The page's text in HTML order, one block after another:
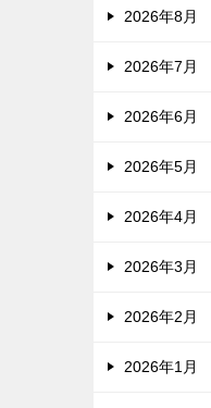
2026年8月
2026年7月
2026年6月
2026年5月
2026年4月
2026年3月
2026年2月
2026年1月